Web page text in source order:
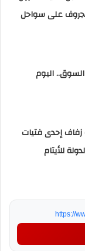
على سواحل
اليوم
إحدى فتيات
للأيتام
https://